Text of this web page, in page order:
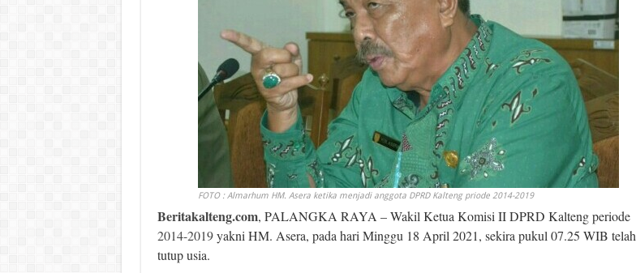
FOTO : Almarhum HM. Asera ketika menjadi anggota DPRD Kalteng priode 2014-2019
Beritakalteng.com, PALANGKA RAYA – Wakil Ketua Komisi II DPRD Kalteng periode
2014-2019yakni HM. Asera, pada hari Minggu 18 April 2021, sekira pukul 07.25 WIB telah
tutup usia.